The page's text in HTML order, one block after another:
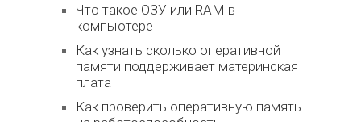
Что такое ОЗУ или RAM в
компьютере
Как узнать сколько оперативной
памяти поддерживает материнская
плата
Как проверить оперативную память